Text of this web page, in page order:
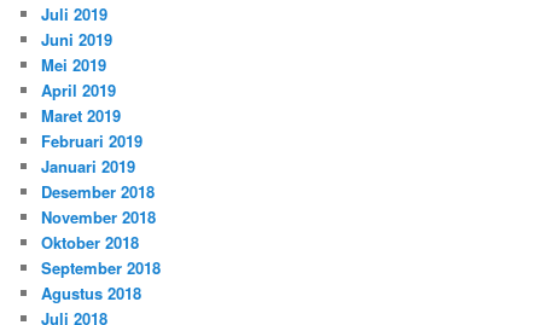
Juli 2019
Juni 2019
Mei 2019
April 2019
Maret 2019
Februari 2019
Januari 2019
Desember 2018
November 2018
Oktober 2018
September 2018
Agustus 2018
Juli 2018